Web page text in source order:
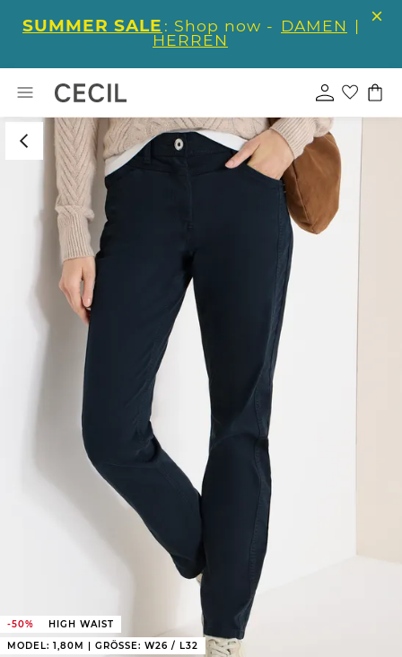
SUMMER SALE : Shop now - DAMEN |
HERREN
-50%
HIGH WAIST
MODEL: 1,80M | GRÖSSE: W26 / L32